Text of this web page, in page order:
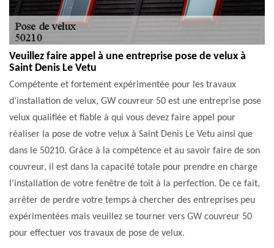
Veuillez faire appel à une entreprise pose de velux à
Saint Denis Le Vetu
Compétente et fortement expérimentée pour les travaux
d’installation de velux, GW couvreur 50 est une entreprise pose
velux qualifiée et fiable à qui vous devez faire appel pour
réaliser la pose de votre velux à Saint Denis Le Vetu ainsi que
dans le 50210. Grâce à la compétence et au savoir faire de son
couvreur, il est dans la capacité totale pour prendre en charge
l’installation de votre fenêtre de toit à la perfection. De ce fait,
arrêter de perdre votre temps à chercher des entreprises peu
expérimentées mais veuillez se tourner vers GW couvreur 50
pour effectuer vos travaux de pose de velux.